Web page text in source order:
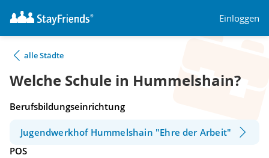
Einloggen
alle Städte
Welche Schule in Hummelshain?
Berufsbildungseinrichtung
Jugendwerkhof Hummelshain "Ehre der Arbeit"
POS